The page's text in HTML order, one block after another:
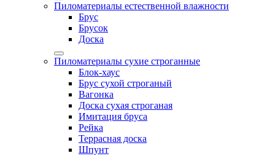
Пиломатериалы естественной влажности
Брус
Брусок
Доска
Пиломатериалы сухие строганные
Блок-хаус
Брус сухой строганый
Вагонка
Доска сухая строганая
Имитация бруса
Рейка
Террасная доска
Шпунт